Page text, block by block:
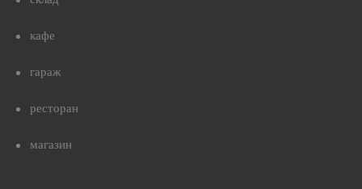
кафе
гараж
ресторан
магазин